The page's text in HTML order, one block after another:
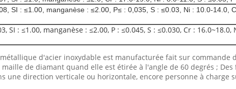
SI : ≤1.00, manganèse : ≤2.00, P≤ : 0,035, S : ≤0.03, Ni : 10.0-14.0,
SI : ≤1.00, manganèse : ≤2.00, P : ≤0.045, S : ≤0.030, Cr : 16.0~18.0,
d'acier inoxydable est manufacturée fait sur
de diamant quand elle est étirée à l'angle de 60 degrés ;
une direction verticale ou horizontale, encore personne à